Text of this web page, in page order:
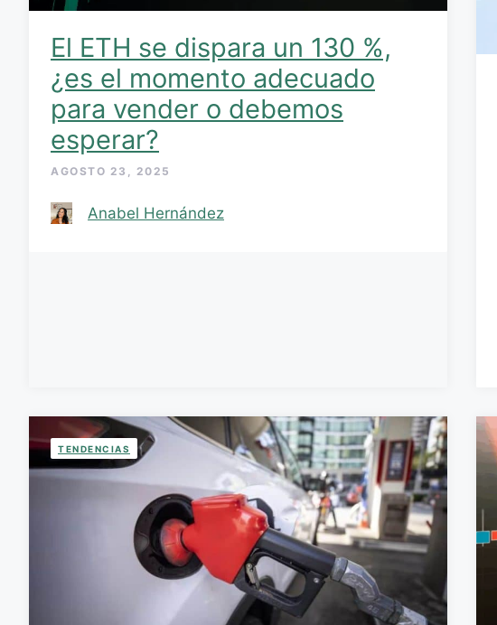
El ETH se dispara un 130 %,
¿es el momento adecuado
para vender o debemos
esperar?
AGOSTO 23, 2025
Anabel Hernández
TENDENCIAS